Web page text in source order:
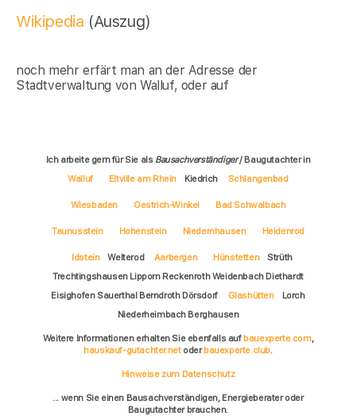
Wikipedia (Auszug)
noch mehr erfärt man an der Adresse der
Stadtverwaltung von Walluf, oder auf
Ich arbeite gern für Sie als Bausachverständiger/ Baugutachter in
Walluf
Eltville am Rhein Kiedrich Schlangenbad
Wiesbaden Oestrich-Winkel Bad Schwalbach
Taunusstein Hohenstein Niedernhausen Heidenrod
Idstein Welterod Aarbergen Hünstetten
Strüth
Trechtingshausen Lipporn Reckenroth Weidenbach Diethardt
Eisighofen Sauerthal Berndroth Dörsdorf
Glashütten
Lorch
Niederheimbach Berghausen
Weitere Informationen erhalten Sie ebenfalls auf bauexperte.com,
hauskauf-gutachter.netoderbauexperte.club.
Hinweise zum Datenschutz
... wenn Sie einen Bausachverständigen, Energieberater oder
Baugutachter brauchen.